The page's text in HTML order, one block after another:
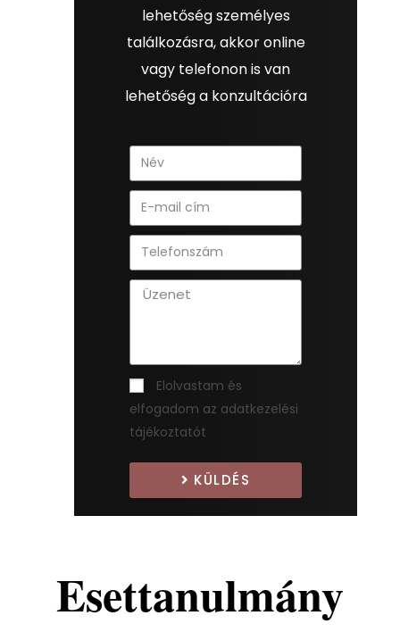
lehetőség személyes
találkozásra, akkor online
vagy telefonon is van
lehetőség a konzultációra
Elolvastam és
elfogadom az adatkezelési
tájékoztatót
KÜLDÉS
Esettanulmány